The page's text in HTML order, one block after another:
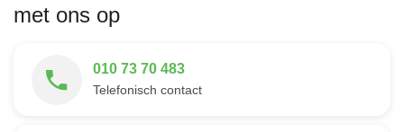
met ons op
010 73 70 483
Telefonisch contact